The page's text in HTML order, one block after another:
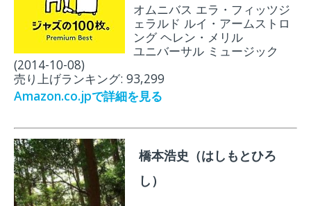
オムニバス エラ・フィッツジ
ェラルド ルイ・アームストロ
ング ヘレン・メリル
ユニバーサル ミュージック
(2014-10-08)
売り上げランキング: 93,299
Amazon.co.jpで詳細を見る
橋本浩史（はしもとひろ
し）